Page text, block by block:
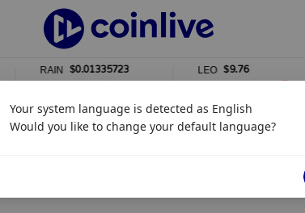
RAIN $0.01335723
1%
LEO $9.76
0%
Your system language is detected as English
Would you like to change your default language?